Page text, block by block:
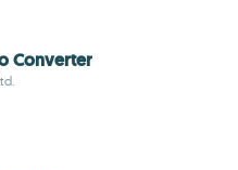
Converter